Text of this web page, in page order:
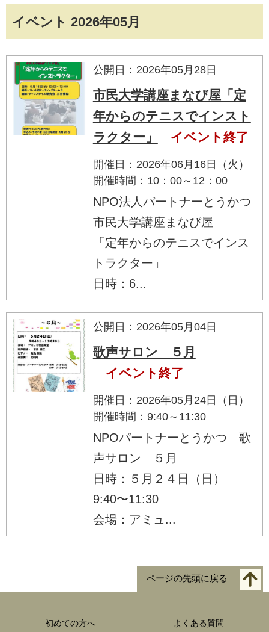
イベント 2026年05月
公開日：2026年05月28日
市民大学講座まなび屋「定
年からのテニスでインスト
ラクター」
イベント終了
開催日：2026年06月16日（火）
開催時間：10：00～12：00
NPO法人パートナーとうかつ
市民大学講座まなび屋
「定年からのテニスでインス
トラクター」
日時：6...
公開日：2026年05月04日
歌声サロン ５月
イベント終了
開催日：2026年05月24日（日）
開催時間：9:40～11:30
NPOパートナーとうかつ 歌
声サロン ５月
日時：５月２４日（日）
9:40〜11:30
会場：アミュ...
ページの先頭に戻る
初めての方へ よくある質問